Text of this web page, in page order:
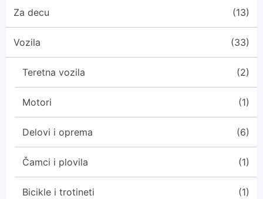
Za decu (13)
Vozila (33)
Teretna vozila (2)
Motori (1)
Delovi i oprema (6)
Čamci i plovila (1)
Bicikle i trotineti (1)